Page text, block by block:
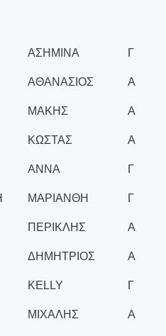
ΑΣΗΜΙΝΑ Γ
ΑΘΑΝΑΣΙΟΣ Α
ΜΑΚΗΣ Α
ΚΩΣΤΑΣ Α
ΑΝΝΑ Γ
ΜΑΡΙΑΝΘΗ Γ
ΠΕΡΙΚΛΗΣ Α
ΔΗΜΗΤΡΙΟΣ Α
KELLY Γ
ΜΙΧΑΛΗΣ Α